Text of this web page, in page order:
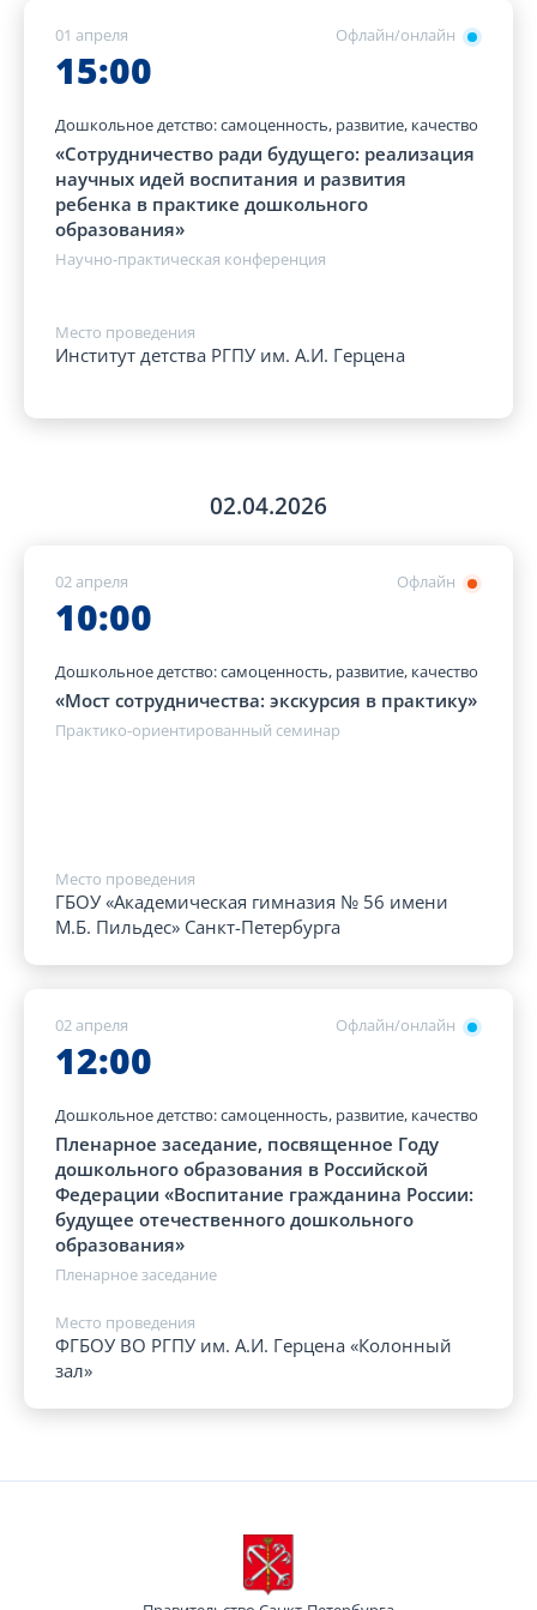
Офлайн/онлайн
01 апреля
15:00
Дошкольное детство: самоценность, развитие, качество
«Сотрудничество ради будущего: реализация
научных идей воспитания и развития
ребенка в практике дошкольного
образования»
Научно-практическая конференция
Место проведения
Институт детства РГПУ им. А.И. Герцена
02.04.2026
Офлайн
02 апреля
10:00
Дошкольное детство: самоценность, развитие, качество
«Мост сотрудничества: экскурсия в практику»
Практико-ориентированный семинар
Место проведения
ГБОУ «Академическая гимназия № 56 имени
М.Б. Пильдес» Санкт-Петербурга
Офлайн/онлайн
02 апреля
12:00
Дошкольное детство: самоценность, развитие, качество
Пленарное заседание, посвященное Году
дошкольного образования в Российской
Федерации «Воспитание гражданина России:
будущее отечественного дошкольного
образования»
Пленарное заседание
Место проведения
ФГБОУ ВО РГПУ им. А.И. Герцена «Колонный
зал»